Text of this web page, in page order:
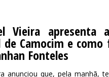
Vieira apresenta
Camocim e
Fonteles
anunciou que, pela manhã,